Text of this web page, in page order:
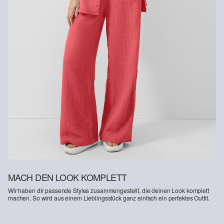
MACH DEN LOOK KOMPLETT
Wir haben dir passende Styles zusammengestellt, die deinen Look komplett
machen. So wird aus einem Lieblingsstück ganz einfach ein perfektes Outfit.